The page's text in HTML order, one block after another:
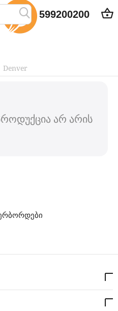
599200200
Denver
არ არის